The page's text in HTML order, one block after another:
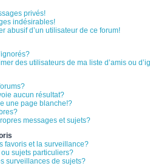
privés!
indésirables!
abusif d’un utilisateur de ce forum!
des utilisateurs de ma liste d’amis ou
aucun résultat?
une page blanche!?
messages et sujets?
favoris et la surveillance?
sujets particuliers?
surveillances de sujets?